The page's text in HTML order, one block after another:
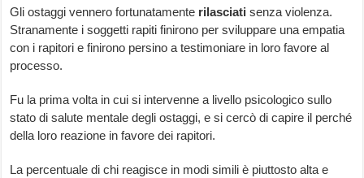
Gli ostaggi vennero fortunatamente rilasciati senza violenza.
Stranamente i soggetti rapiti finirono per sviluppare una empatia
con i rapitori e finirono persino a testimoniare in loro favore al
processo.
Fu la prima volta in cui si intervenne a livello psicologico sullo
stato di salute mentale degli ostaggi, e si cercò di capire il perché
della loro reazione in favore dei rapitori.
La percentuale di chi reagisce in modi simili è piuttosto alta e